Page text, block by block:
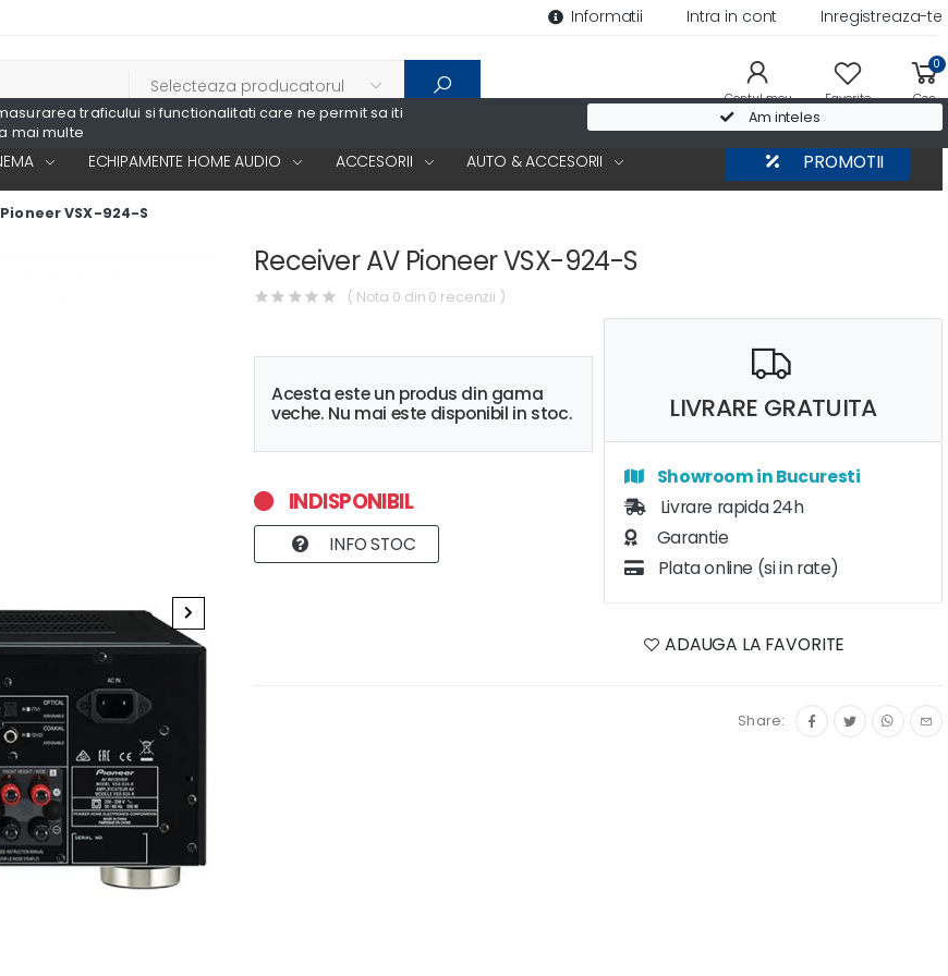
traficului si functionalitati care ne permit sa iti
mai multe
Am inteles
Informatii Intra in cont Inregistreaza-te
Contul meu Favorite
0
Cos
ECHIPAMENTE HOME AUDIO ACCESORII AUTO & ACCESORII PROMOTII
VSX-924-S
Receiver AV Pioneer VSX-924-S
( Nota 0 din 0 recenzii )
Acesta este un produs din gama
veche. Nu mai este disponibil in stoc.
INDISPONIBIL
INFO STOC
LIVRARE GRATUITA
Showroom in Bucuresti
Livrare rapida 24h
Garantie
Plata online (si in rate)
ADAUGA LA FAVORITE
Share: